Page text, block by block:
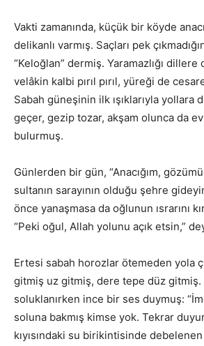
Vakti zamanında, küçük bir köyde
delikanlı varmış. Saçları pek
“Keloğlan” dermiş. Yaramazlığı dillere
velâkin kalbi pırıl pırıl, yüreği de
Sabah güneşinin ilk ışıklarıyla yollara
geçer, gezip tozar, akşam olunca da
bulurmuş.
Günlerden bir gün, “Anacığım,
sultanın sarayının olduğu şehre
önce yanaşmasa da oğlunun ısrarını
“Peki oğul, Allah yolunu açık etsin,”
Ertesi sabah horozlar ötemeden yola
gitmiş uz gitmiş, dere tepe düz gitmiş.
soluklanırken ince bir ses duymuş:
soluna bakmış kimse yok. Tekrar
kıyısındaki su birikintisinde